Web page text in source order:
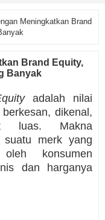
Meningkatkan Brand
Brand Equity,
Banyak
adalah nilai
dikenal,
luas. Makna
suatu merk yang
konsumen
dan harganya